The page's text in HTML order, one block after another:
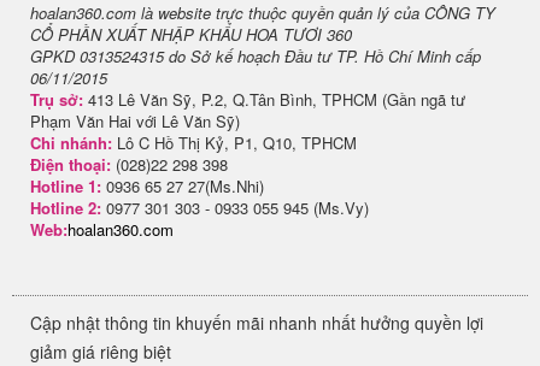
hoalan360.com là website trực thuộc quyền quản lý của CÔNG TY
CỔ PHẦN XUẤT NHẬP KHẨU HOA TƯƠI 360
GPKD 0313524315 do Sở kế hoạch Đầu tư TP. Hồ Chí Minh cấp
06/11/2015
Trụ sở: 413 Lê Văn Sỹ, P.2, Q.Tân Bình, TPHCM (Gần ngã tư
Phạm Văn Hai với Lê Văn Sỹ)
Chi nhánh: Lô C Hồ Thị Kỷ, P1, Q10, TPHCM
Điện thoại: (028)22 298 398
Hotline 1: 0936 65 27 27(Ms.Nhi)
Hotline 2: 0977 301 303 - 0933 055 945 (Ms.Vy)
Web:hoalan360.com
Cập nhật thông tin khuyến mãi nhanh nhất hưởng quyền lợi
giảm giá riêng biệt